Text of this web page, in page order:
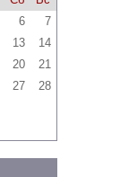
6
7
13
14
20
21
27
28